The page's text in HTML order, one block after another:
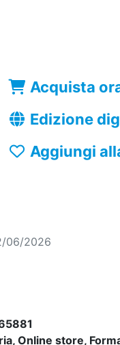
Acquista
Edizione
Aggiungi
06/2026
Online store,